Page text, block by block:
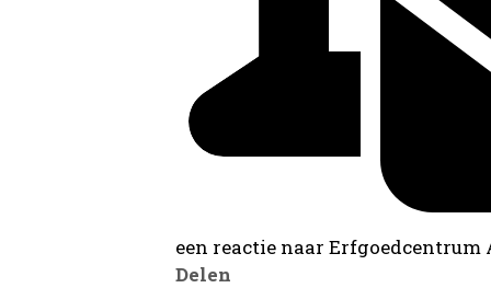
een reactie naar
Delen